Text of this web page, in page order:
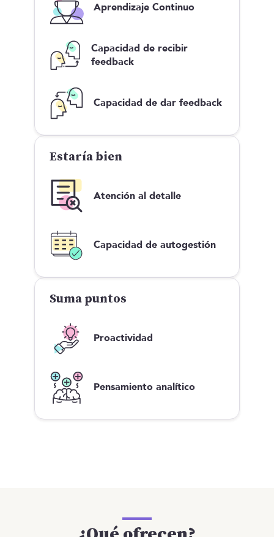
Aprendizaje Continuo
Capacidad de recibir
feedback
Capacidad de dar feedback
Estaría bien
Atención al detalle
Capacidad de autogestión
Suma puntos
Proactividad
Pensamiento analítico